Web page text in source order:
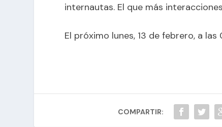
internautas. El que más
El próximo lunes, 13 de febrero, a
COMPARTIR: